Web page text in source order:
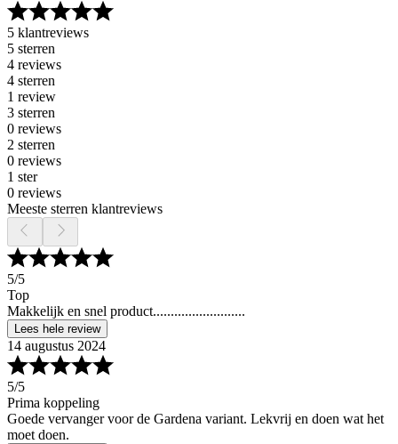
5 klantreviews
5 sterren
4 reviews
4 sterren
1 review
3 sterren
0 reviews
2 sterren
0 reviews
1 ster
0 reviews
Meeste sterren klantreviews
5/5
Top
Makkelijk en snel product..........................
Lees hele review
14 augustus 2024
5/5
Prima koppeling
Goede vervanger voor de Gardena variant. Lekvrij en doen wat het
moet doen.